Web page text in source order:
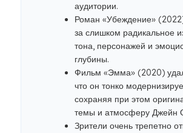
аудитории.
Роман «Убеждение»
за слишком радикальное
тона, персонажей и
глубины.
Фильм «Эмма» (2020)
что он тонко
сохраняя при этом
темы и атмосферу Джейн
Зрители очень трепетно